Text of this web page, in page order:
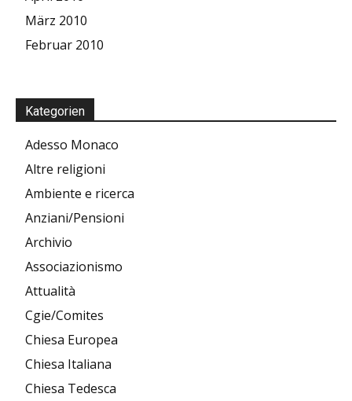
März 2010
Februar 2010
Kategorien
Adesso Monaco
Altre religioni
Ambiente e ricerca
Anziani/Pensioni
Archivio
Associazionismo
Attualità
Cgie/Comites
Chiesa Europea
Chiesa Italiana
Chiesa Tedesca